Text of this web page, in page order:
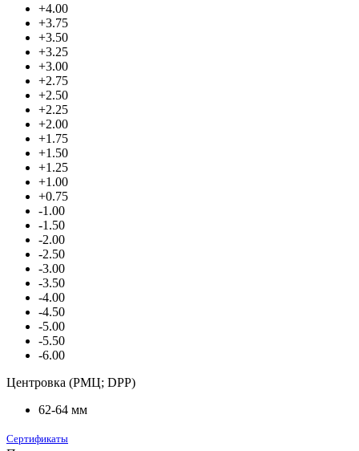
+4.00
+3.75
+3.50
+3.25
+3.00
+2.75
+2.50
+2.25
+2.00
+1.75
+1.50
+1.25
+1.00
+0.75
-1.00
-1.50
-2.00
-2.50
-3.00
-3.50
-4.00
-4.50
-5.00
-5.50
-6.00
Центровка (РМЦ; DPP)
62-64 мм
Сертификаты